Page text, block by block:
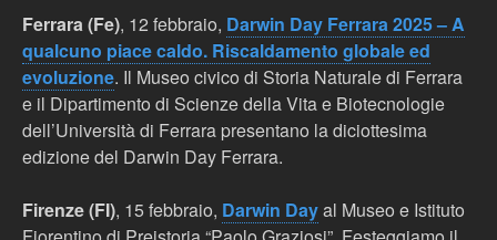
Ferrara (Fe), 12 febbraio, Darwin Day Ferrara 2025 – A
qualcuno piace caldo. Riscaldamento globale ed
evoluzione. Il Museo civico di Storia Naturale di Ferrara
e il Dipartimento di Scienze della Vita e Biotecnologie
dell’Università di Ferrara presentano la diciottesima
edizione del Darwin Day Ferrara.
Firenze (FI), 15 febbraio, Darwin Dayal Museo e Istituto